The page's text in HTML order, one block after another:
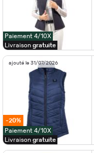
Paiement 4/10X
Livraison gratuite
ajouté le 31/07/2026
-20%
Paiement 4/10X
Livraison gratuite